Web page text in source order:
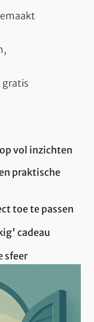
gratis
vol inzichten
praktische
toe te passen
cadeau
sfeer